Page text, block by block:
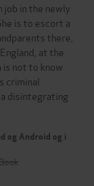
job in the newly
is to escort a
there,
at the
is not to know
criminal
disintegrating
og Android og i